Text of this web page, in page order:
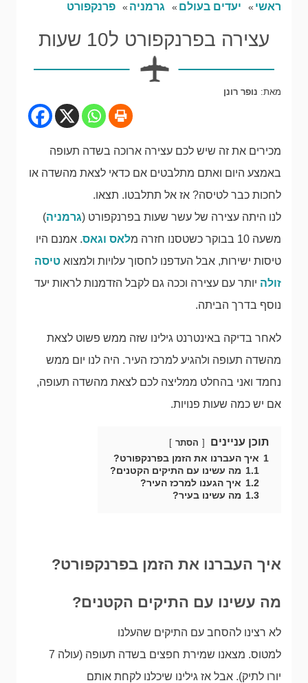
ראשי יעדים בעולם גרמניה פרנקפורט
עצירה בפרנקפורט ל10 שעות
מאת: נופר רונן
מכירים את זה שיש לכם עצירה ארוכה בשדה תעופה
באמצע היום ואתם מתלבטים אם כדאי לצאת מהשדה או
לחכות כבר לטיסה? אז אל תתלבטו. תצאו.
לנו היתה עצירה של עשר שעות בפרנקפורט (גרמניה)
משעה 10 בבוקר כשטסנו חזרה מ
לאס וגאס. אמנם היו
טיסות ישירות, אבל העדפנו לחסוך עלויות ולמצוא טיסה
זולה יותר עם עצירה וככה גם לקבל הזדמנות לראות יעד
נוסף בדרך הביתה.
לאחר בדיקה באינטרנט גילינו שזה ממש פשוט לצאת
מהשדה תעופה ולהגיע למרכז העיר. היה לנו יום ממש
נחמד ואני בהחלט ממליצה לכם לצאת מהשדה תעופה,
אם יש כמה שעות פנויות.
תוכן עניינים הסתר
1 איך העברנו את הזמן בפרנקפורט?
1.1 מה עשינו עם התיקים הקטנים?
1.2 איך הגענו למרכז העיר?
1.3 מה עשינו בעיר?
איך העברנו את הזמן בפרנקפורט?
מה עשינו עם התיקים הקטנים?
לא רצינו להסחב עם התיקים שהעלנו
למטוס. מצאנו שמירת חפצים בשדה תעופה (עולה 7
יורו לתיק). אבל אז גילינו שיכלנו לקחת אותם